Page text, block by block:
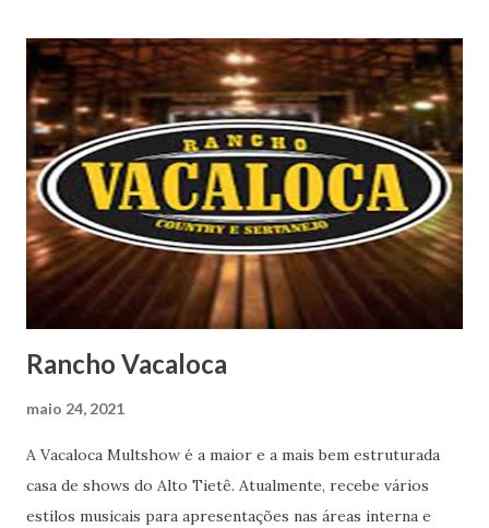
Rancho Vacaloca
maio 24, 2021
A Vacaloca Multshow é a maior e a mais bem estruturada
casa de shows do Alto Tietê. Atualmente, recebe vários
estilos musicais para apresentações nas áreas interna e